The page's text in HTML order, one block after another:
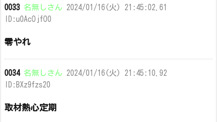
0033 名無しさん 2024/01/16(火) 21:45:02.61
ID:u0AcOjfO0
零やれ
0034 名無しさん 2024/01/16(火) 21:45:10.92
ID:BXz9fzs20
取材熱心定期